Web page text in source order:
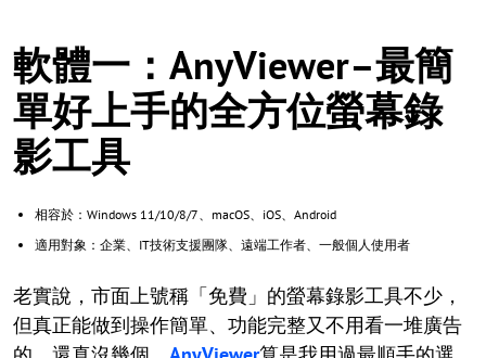
軟體一：AnyViewer–最簡
單好上手的全方位螢幕錄
影工具
相容於：Windows 11/10/8/7、macOS、iOS、Android
適用對象：企業、IT技術支援團隊、遠端工作者、一般個人使用者
老實說，市面上號稱「免費」的螢幕錄影工具不少，
但真正能做到操作簡單、功能完整又不用看一堆廣告